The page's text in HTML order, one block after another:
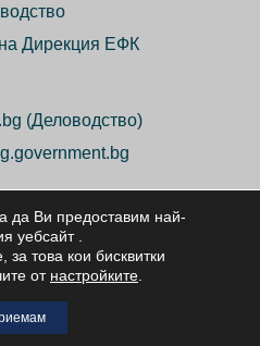
Дирекция ЕФК
(Деловодство)
ALL RIGHTS
2026
да Ви предоставим най-
уебсайт.
това кои бисквитки
от настройките